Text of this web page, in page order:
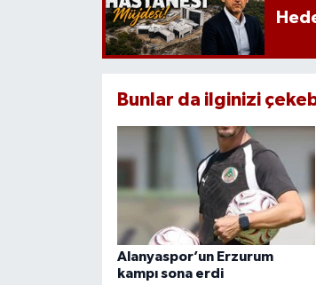
Bunlar da ilginizi
Alanyaspor’un Erzurum
kampı sona erdi